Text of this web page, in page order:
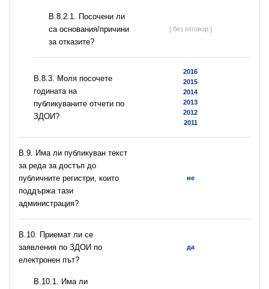
В.8.2.1. Посочени ли
са основания/причини
за отказите?
[ без отговор ]
В.8.3. Моля посочете
годината на
публикуваните отчети по
ЗДОИ?
2016
2015
2014
2013
2012
2011
В.9. Има ли публикуван текст
за реда за достъп до
публичните регистри, които
поддържа тази
администрация?
не
В.10. Приемат ли се
заявления по ЗДОИ по
електронен път?
да
В.10.1. Има ли